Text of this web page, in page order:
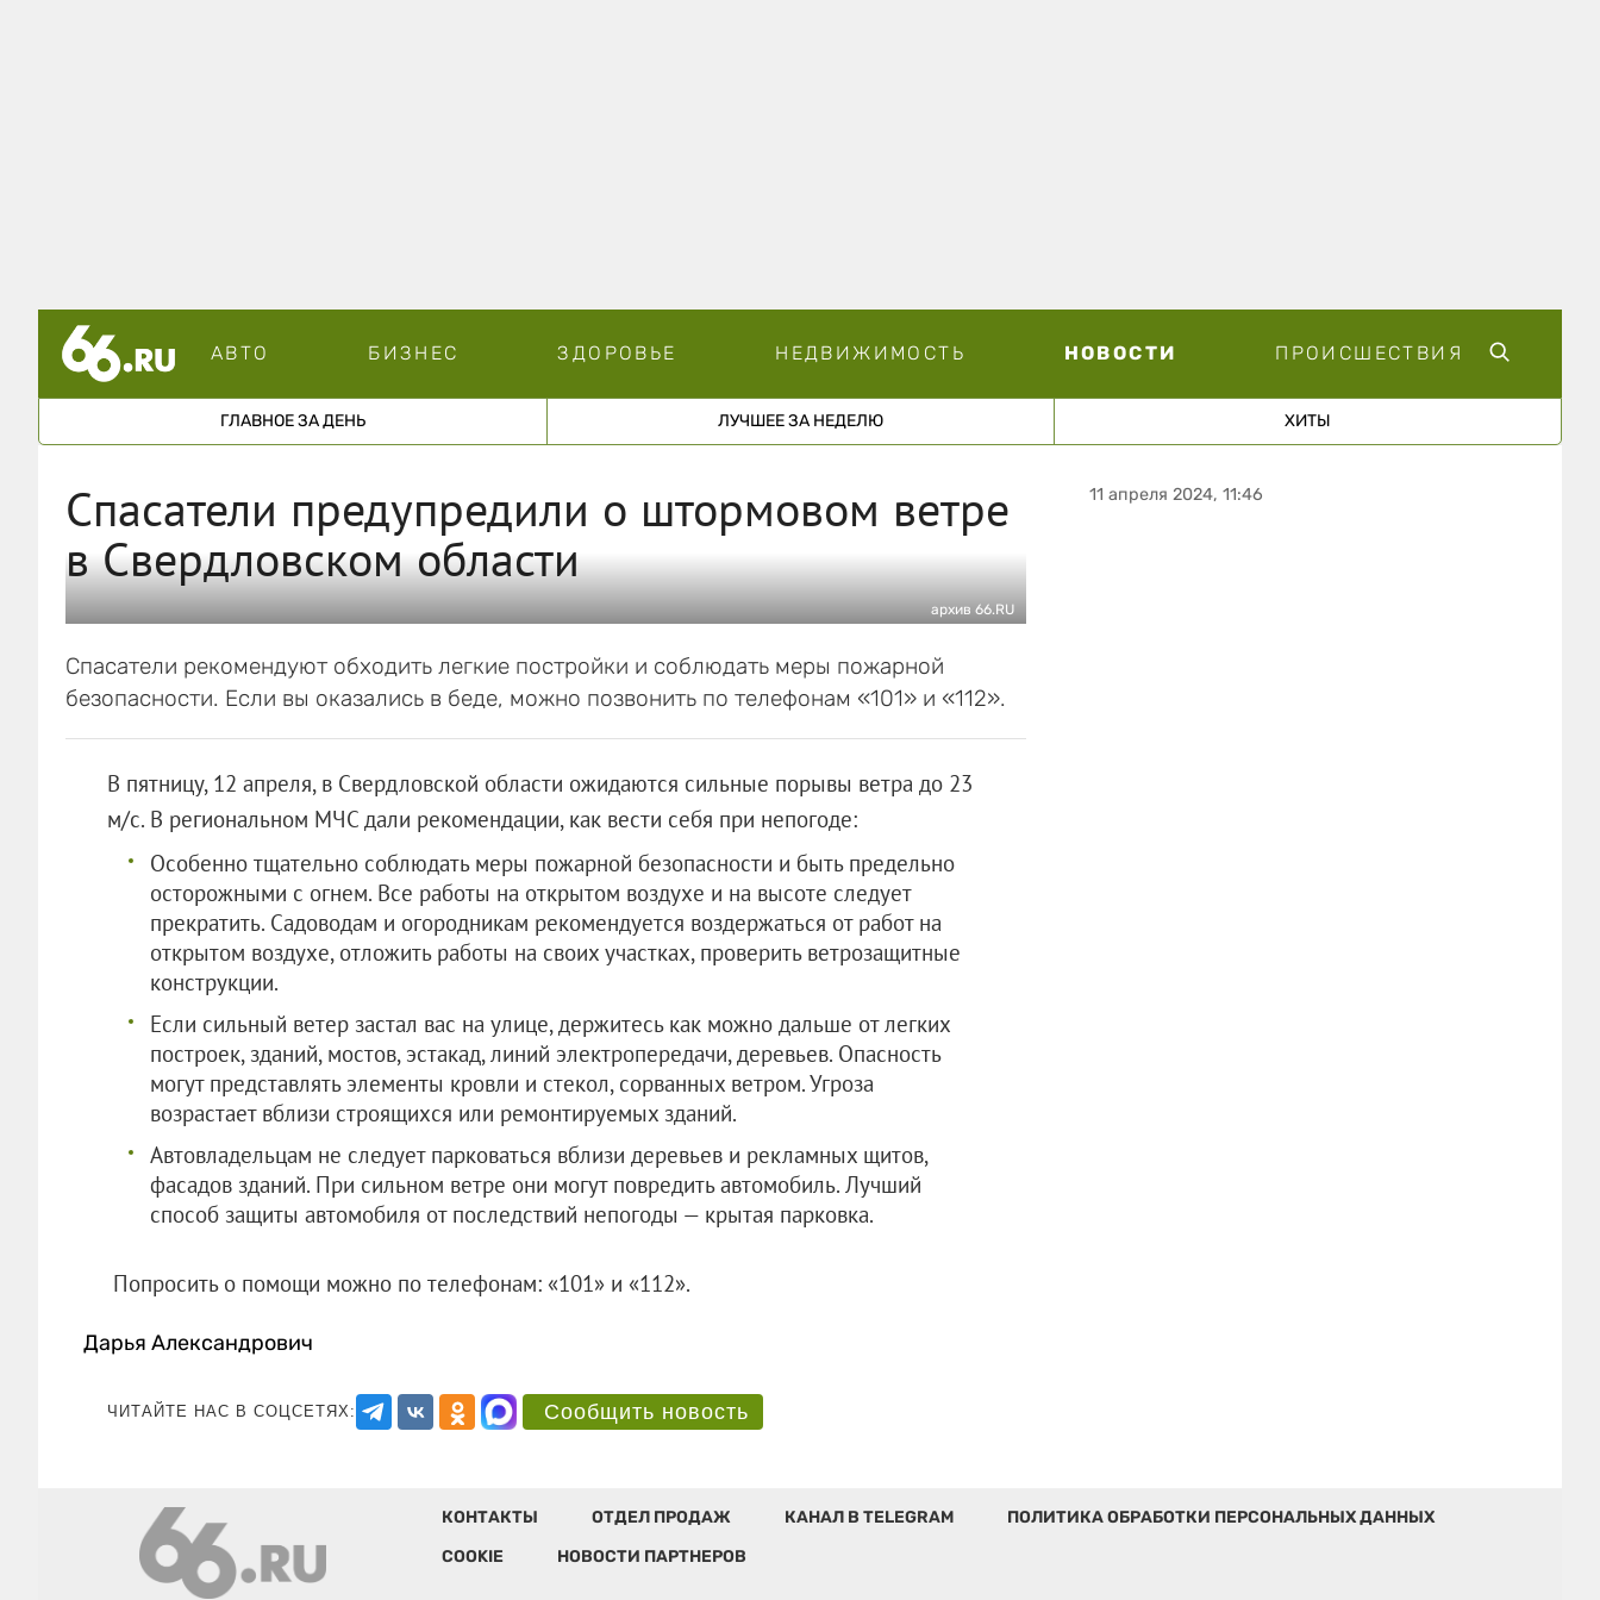
АВТО БИЗНЕС ЗДОРОВЬЕ НЕДВИЖИМОСТЬ НОВОСТИ ПРОИСШЕСТВИЯ
ГЛАВНОЕ ЗА ДЕНЬ ЛУЧШЕЕ ЗА НЕДЕЛЮ ХИТЫ
Спасатели предупредили о штормовом ветре
в Свердловском области
архив 66.RU
Спасатели рекомендуют обходить легкие постройки и соблюдать меры пожарной
безопасности. Если вы оказались в беде, можно позвонить по телефонам «101» и «112».
В пятницу, 12 апреля, в Свердловской области ожидаются сильные порывы ветра до 23
м/с. В региональном МЧС дали рекомендации, как вести себя при непогоде:
Особенно тщательно соблюдать меры пожарной безопасности и быть предельно
осторожными с огнем. Все работы на открытом воздухе и на высоте следует
прекратить. Садоводам и огородникам рекомендуется воздержаться от работ на
открытом воздухе, отложить работы на своих участках, проверить ветрозащитные
конструкции.
Если сильный ветер застал вас на улице, держитесь как можно дальше от легких
построек, зданий, мостов, эстакад, линий электропередачи, деревьев. Опасность
могут представлять элементы кровли и стекол, сорванных ветром. Угроза
возрастает вблизи строящихся или ремонтируемых зданий.
Автовладельцам не следует парковаться вблизи деревьев и рекламных щитов,
фасадов зданий. При сильном ветре они могут повредить автомобиль. Лучший
способ защиты автомобиля от последствий непогоды — крытая парковка.
Попросить о помощи можно по телефонам: «101» и «112».
Дарья Александрович
ЧИТАЙТЕ НАС В СОЦСЕТЯХ: Сообщить новость
11 апреля 2024, 11:46
КОНТАКТЫ ОТДЕЛ ПРОДАЖ КАНАЛ В TELEGRAM
ПОЛИТИКА ОБРАБОТКИ ПЕРСОНАЛЬНЫХ ДАННЫХ
COOKIE
НОВОСТИ ПАРТНЕРОВ